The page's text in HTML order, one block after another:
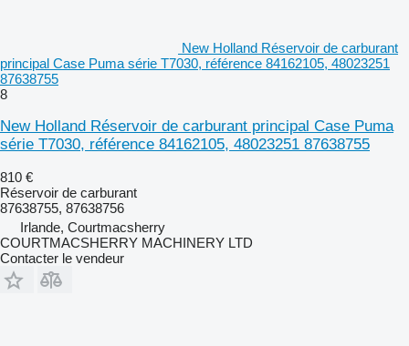
New Holland Réservoir de carburant
principal Case Puma série T7030, référence 84162105, 48023251
87638755
8
New Holland Réservoir de carburant principal Case Puma
série T7030, référence 84162105, 48023251 87638755
810 €
Réservoir de carburant
87638755, 87638756
Irlande, Courtmacsherry
COURTMACSHERRY MACHINERY LTD
Contacter le vendeur